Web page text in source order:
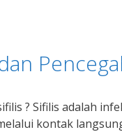
sifilis ? Sifilis adalah
kontak